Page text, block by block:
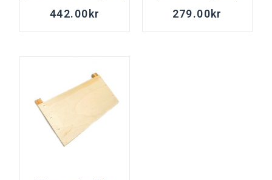
442.00 kr 279.00kr